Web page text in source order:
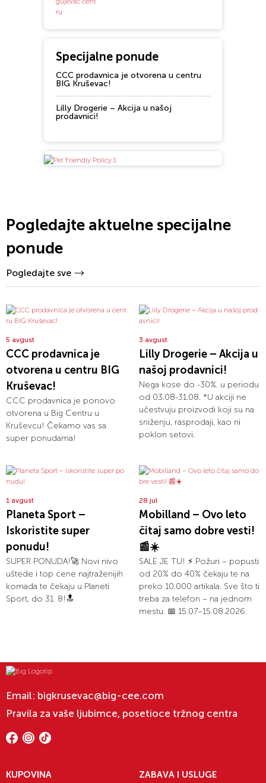
Specijalne ponude
CCC prodavnica je otvorena u centru
BIG Kruševac!
Lilly Drogerie – Akcija u našoj
prodavnici!
Pogledajte aktuelne specijalne
ponude
Pogledajte sve
5 avgust
CCC prodavnica je
otvorena u centru BIG
Kruševac!
CCC prodavnica je ponovo
otvorena u Big Centru u
Kruševcu! Čekamo vas sa
super ponudama!
3 avgust
Lilly Drogerie – Akcija u
našoj prodavnici!
Nega kose do -30%. u periodu
od 03.08-31.08. *U akciji ne
učestvuju proizvodi koji su na
sniženju, rasprodaji, kao ni
poklon setovi.
1 avgust
Planeta Sport –
Iskoristite super
ponudu!
SUPER PONUDA!🚀 Novi nivo
uštede i top cene najtraženijih
komada te čekaju u Planeti
Sport, do 31. 8!🔝
28 jul
Mobilland – Ovo leto
čitaj samo dobre vesti!
📰☀️
SALE JE TU! ⚡ Požuri – popusti
od 20% do 40% čekaju te na
preko 10.000 artikala. Sve što ti
treba za telefon – na jednom
mestu. 📅 15.07–15.08.2026.
Email: bigkrusevac@big-cee.com
Pravila za vaše ljubimce, posetioce tržnog centra
KUPOVINA ZABAVA I USLUGE